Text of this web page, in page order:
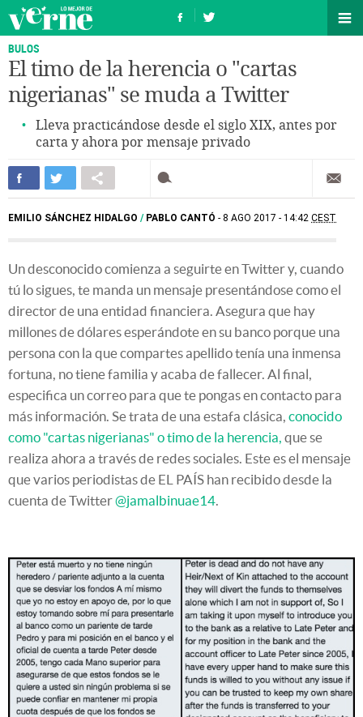
BULOS
El timo de la herencia o "cartas
nigerianas" se muda a Twitter
Lleva practicándose desde el siglo XIX, antes por
carta y ahora por mensaje privado
EMILIO SÁNCHEZ HIDALGO / PABLO CANTÓ 8 AGO 2017 - 14:42 CEST
Un desconocido comienza a seguirte en Twitter y, cuando
tú lo sigues, te manda un mensaje presentándose como el
director de una entidad financiera. Asegura que hay
millones de dólares esperándote en su banco porque una
persona con la que compartes apellido tenía una inmensa
fortuna, no tiene familia y acaba de fallecer. Al final,
especifica un correo para que te pongas en contacto para
más información. Se trata de una estafa clásica, conocido
como "cartas nigerianas" o timo de la herencia, que se
realiza ahora a través de redes sociales. Este es el mensaje
que varios periodistas de EL PAÍS han recibido desde la
cuenta de Twitter@jamalbinuae14.